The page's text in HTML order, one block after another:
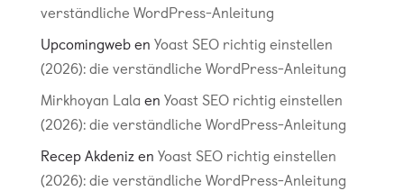
verständliche WordPress-Anleitung
Upcomingweben Yoast SEO richtig einstellen
(2026): die verständliche WordPress-Anleitung
Mirkhoyan Lala en Yoast SEO richtig einstellen
(2026): die verständliche WordPress-Anleitung
Recep Akdenizen Yoast SEO richtig einstellen
(2026): die verständliche WordPress-Anleitung